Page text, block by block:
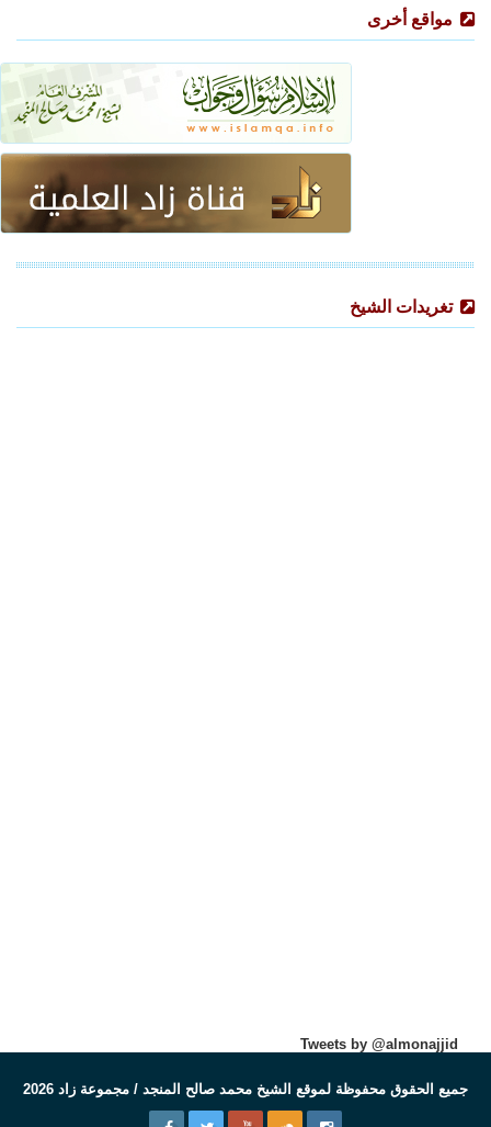
مواقع أخرى
تغريدات الشيخ
Tweets by @almonajjid
جميع الحقوق محفوظة لموقع الشيخ محمد صالح المنجد / مجموعة زاد 2026